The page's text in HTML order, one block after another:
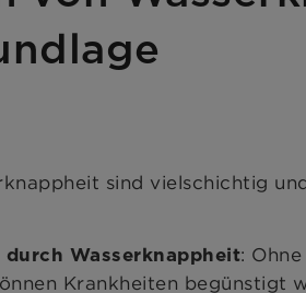
sind vielschichtig